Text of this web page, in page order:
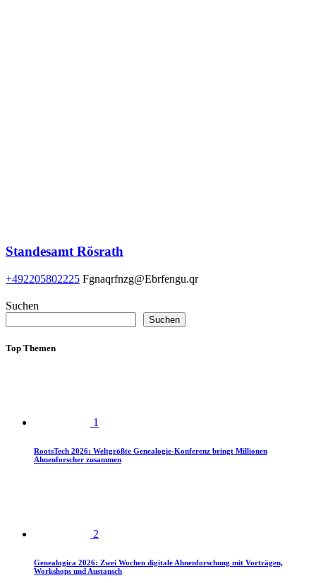
Standesamt Rösrath
+492205802225 Fgnaqrfnzg@Ebrfengu.qr
Suchen
Suchen
Top Themen
1
RootsTech 2026: Weltgrößte Genealogie-Konferenz bringt Millionen
Ahnenforscher zusammen
2
Genealogica 2026: Zwei Wochen digitale Ahnenforschung mit Vorträgen,
Workshops und Austausch